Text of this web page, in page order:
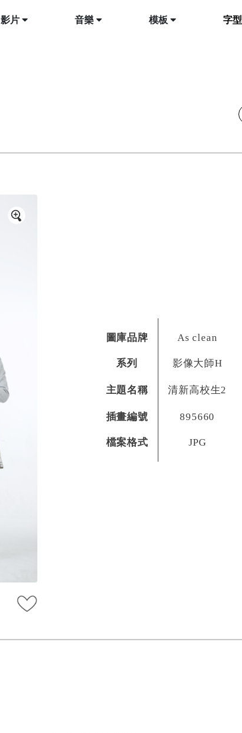
影片 音樂 模板 字型
圖庫品牌 As clean
系列 影像大師H
主題名稱 清新高校生2
插畫編號 895660
檔案格式 JPG